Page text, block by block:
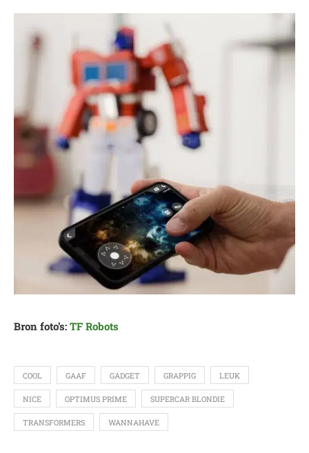
Bron foto’s: TF Robots
COOL GAAF GADGET GRAPPIG LEUK
NICE OPTIMUS PRIME SUPERCAR BLONDIE
TRANSFORMERS WANNAHAVE